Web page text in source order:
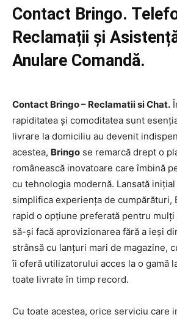
Contact Bringo.
Reclamații și
Anulare Comandă.
Contact Bringo – Reclamatii si Chat.
rapiditatea și comoditatea sunt
livrare la domiciliu au devenit
acestea, Bringo se remarcă drept o
românească inovatoare care îmbină
cu tehnologia modernă. Lansată
simplifica experiența de cumpărături,
rapid o opțiune preferată pentru
să-și facă aprovizionarea fără a ieși
strânsă cu lanțuri mari de magazine,
îi oferă utilizatorului acces la o gamă
toate livrate în timp record.
Cu toate acestea, orice serviciu care